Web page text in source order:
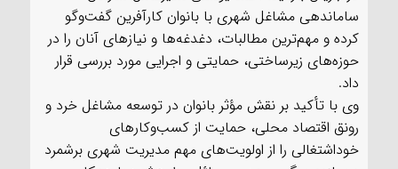
ساماندهی مشاغل شهری با بانوان کارآفرین گفت‌وگو
کرده و مهم‌ترین مطالبات، دغدغه‌ها و نیازهای آنان را در
حوزه‌های زیرساختی، حمایتی و اجرایی مورد بررسی قرار
داد.
وی با تأکید بر نقش مؤثر بانوان در توسعه مشاغل خرد و
رونق اقتصاد محلی، حمایت از کسب‌وکارهای
خوداشتغالی را از اولویت‌های مهم مدیریت شهری برشمرد